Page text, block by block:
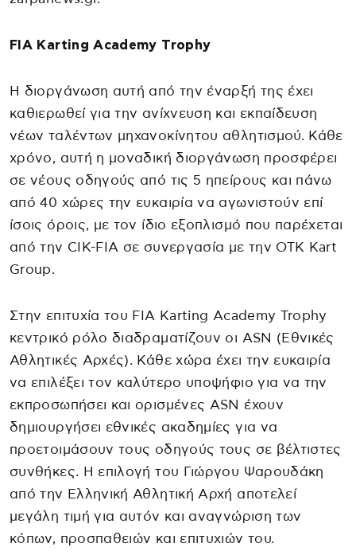
FIA Karting Academy Trophy
Η διοργάνωση αυτή από την έναρξή της έχει
καθιερωθεί για την ανίχνευση και εκπαίδευση
νέων ταλέντων μηχανοκίνητου αθλητισμού. Κάθε
χρόνο, αυτή η μοναδική διοργάνωση προσφέρει
σε νέους οδηγούς από τις 5 ηπείρους και πάνω
από 40 χώρες την ευκαιρία να αγωνιστούν επί
ίσοις όροις, με τον ίδιο εξοπλισμό που παρέχεται
από την CIK-FIA σε συνεργασία με την OTK Kart
Group.
Στην επιτυχία του FIA Karting Academy Trophy
κεντρικό ρόλο διαδραματίζουν οι ASN (Εθνικές
Αθλητικές Αρχές). Κάθε χώρα έχει την ευκαιρία
να επιλέξει τον καλύτερο υποψήφιο για να την
εκπροσωπήσει και ορισμένες ASN έχουν
δημιουργήσει εθνικές ακαδημίες για να
προετοιμάσουν τους οδηγούς τους σε βέλτιστες
συνθήκες. Η επιλογή του Γιώργου Ψαρουδάκη
από την Ελληνική Αθλητική Αρχή αποτελεί
μεγάλη τιμή για αυτόν και αναγνώριση των
κόπων, προσπαθειών και επιτυχιών του.